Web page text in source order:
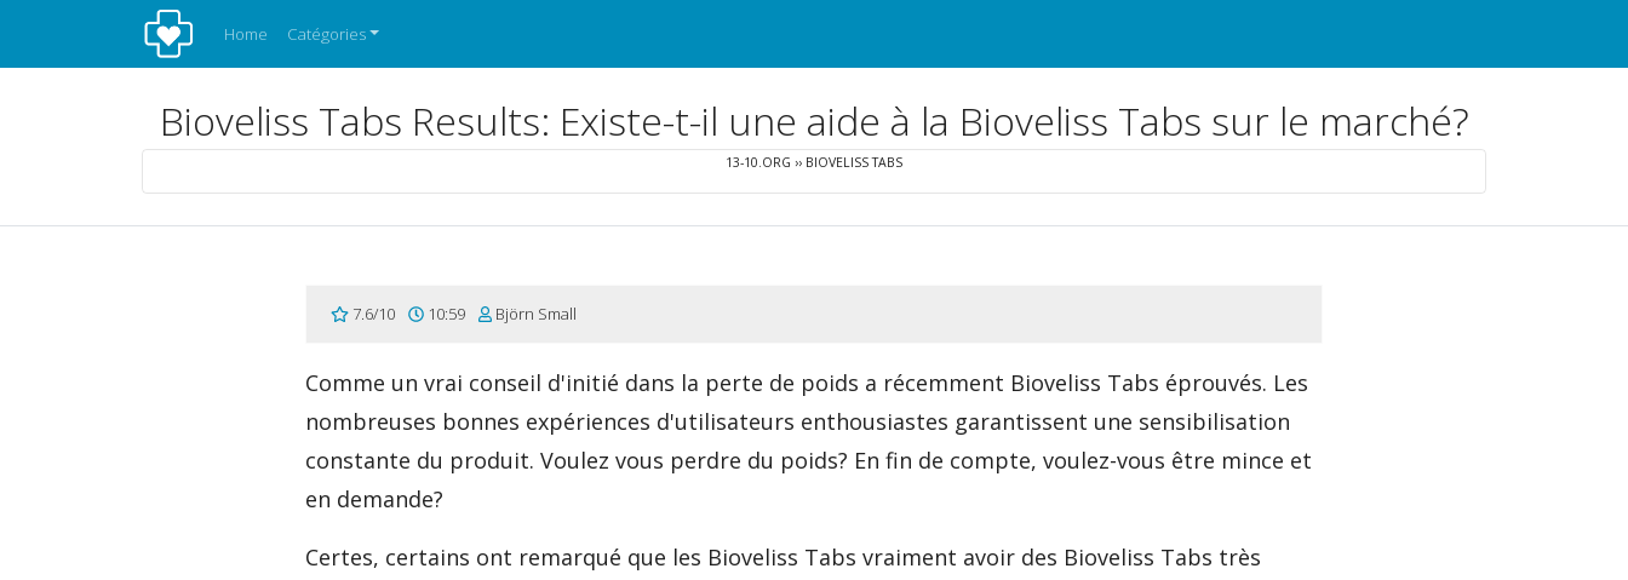
Home Catégories
Bioveliss Tabs Results: Existe-t-il une aide à la Bioveliss Tabs sur le marché?
13-10.ORG ›› BIOVELISS TABS
7.6/10 10:59 Björn Small
Comme un vrai conseil d'initié dans la perte de poids a récemment Bioveliss Tabs éprouvés. Les
nombreuses bonnes expériences d'utilisateurs enthousiastes garantissent une sensibilisation
constante du produit. Voulez vous perdre du poids? En fin de compte, voulez-vous être mince et
en demande?
Certes, certains ont remarqué que les Bioveliss Tabs vraiment avoir des Bioveliss Tabs très